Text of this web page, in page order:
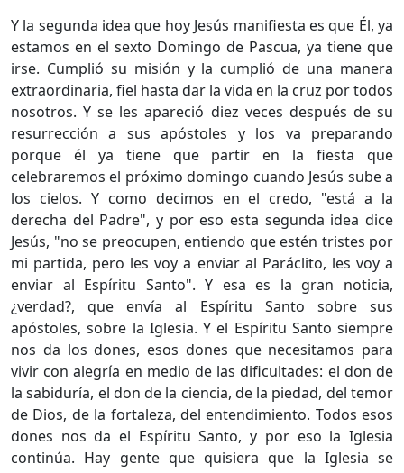
Y la segunda idea que hoy Jesús manifiesta es que Él, ya
estamos en el sexto Domingo de Pascua, ya tiene que
irse. Cumplió su misión y la cumplió de una manera
extraordinaria, fiel hasta dar la vida en la cruz por todos
nosotros. Y se les apareció diez veces después de su
resurrección a sus apóstoles y los va preparando
porque él ya tiene que partir en la fiesta que
celebraremos el próximo domingo cuando Jesús sube a
los cielos. Y como decimos en el credo, "está a la
derecha del Padre", y por eso esta segunda idea dice
Jesús, "no se preocupen, entiendo que estén tristes por
mi partida, pero les voy a enviar al Paráclito, les voy a
enviar al Espíritu Santo". Y esa es la gran noticia,
¿verdad?, que envía al Espíritu Santo sobre sus
apóstoles, sobre la Iglesia. Y el Espíritu Santo siempre
nos da los dones, esos dones que necesitamos para
vivir con alegría en medio de las dificultades: el don de
la sabiduría, el don de la ciencia, de la piedad, del temor
de Dios, de la fortaleza, del entendimiento. Todos esos
dones nos da el Espíritu Santo, y por eso la Iglesia
continúa. Hay gente que quisiera que la Iglesia se